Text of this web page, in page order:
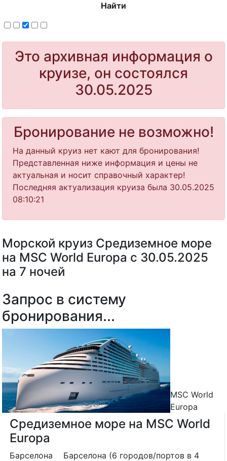
Найти
Это архивная информация о
круизе, он состоялся
30.05.2025
Бронирование не возможно!
На данный круиз нет кают для бронирования!
Представленная ниже информация и цены не
актуальная и носит справочный характер!
Последняя актуализация круиза была 30.05.2025
08:10:21
Морской круиз Средиземное море
на MSC World Europa с 30.05.2025
на 7 ночей
MSC World
Europa
Средиземное море на MSC World
Europa
Барселона
Барселона (6 городов/портов в 4
Запрос в систему
бронирования...